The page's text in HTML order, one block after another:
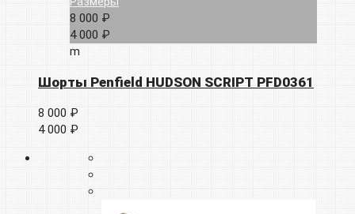
8 000 ₽
4 000 ₽
m
Шорты Penfield HUDSON SCRIPT PFD0361
8 000 ₽
4 000 ₽